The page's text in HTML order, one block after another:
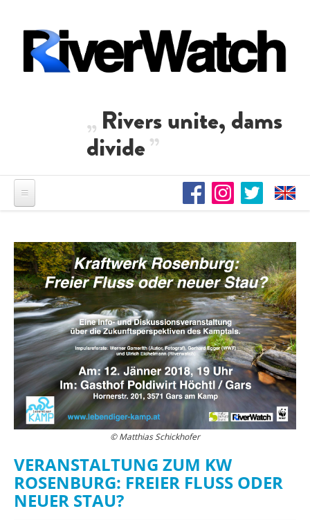
Rivers unite, dams
divide
© Matthias Schickhofer
VERANSTALTUNG ZUM KW
ROSENBURG: FREIER FLUSS ODER
NEUER STAU?